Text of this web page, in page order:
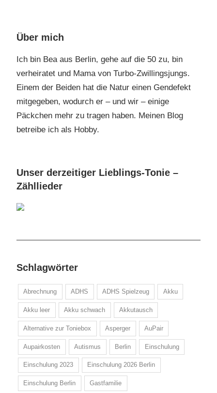
Über mich
Ich bin Bea aus Berlin, gehe auf die 50 zu, bin
verheiratet und Mama von Turbo-Zwillingsjungs.
Einem der Beiden hat die Natur einen Gendefekt
mitgegeben, wodurch er – und wir – einige
Päckchen mehr zu tragen haben. Meinen Blog
betreibe ich als Hobby.
Unser derzeitiger Lieblings-Tonie –
Zähllieder
Schlagwörter
Abrechnung ADHS ADHS Spielzeug Akku
Akku leer Akku schwach Akkutausch
Alternative zur Toniebox Asperger AuPair
Aupairkosten Autismus Berlin Einschulung
Einschulung 2023 Einschulung 2026 Berlin
Einschulung Berlin Gastfamilie